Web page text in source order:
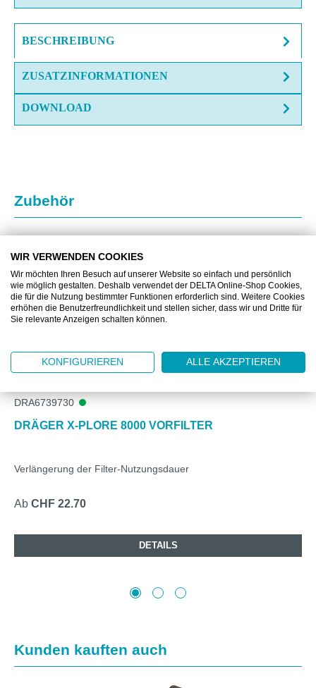
BESCHREIBUNG
ZUSATZINFORMATIONEN
DOWNLOAD
Produktgalerie überspringen
Zubehör
DRA6739730
DRÄGER X-PLORE 8000 VORFILTER
Verlängerung der Filter-Nutzungsdauer
Ab CHF 22.70
DETAILS
Produktgalerie überspringen
Kunden kauften auch
WIR VERWENDEN COOKIES
Wir möchten Ihren Besuch auf unserer Website so einfach und persönlich
wie möglich gestalten. Deshalb verwendet der DELTA Online-Shop Cookies,
die für die Nutzung bestimmter Funktionen erforderlich sind. Weitere Cookies
erhöhen die Benutzerfreundlichkeit und stellen sicher, dass wir und Dritte für
Sie relevante Anzeigen schalten können.
KONFIGURIEREN ALLE AKZEPTIEREN